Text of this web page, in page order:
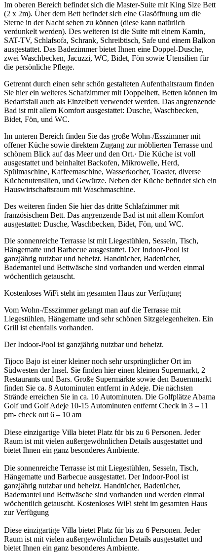
Im oberen Bereich befindet sich die Master-Suite mit King Size Bett
(2 x 2m). Über dem Bett befindet sich eine Glasöffnung um die
Sterne in der Nacht sehen zu können (diese kann natürlich
verdunkelt werden). Des weiteren ist die Suite mit einem Kamin,
SAT-TV, Schlafsofa, Schrank, Schreibtisch, Safe und einem Balkon
ausgestattet. Das Badezimmer bietet Ihnen eine Doppel-Dusche,
zwei Waschbecken, Jacuzzi, WC, Bidet, Fön sowie Utensilien für
die persönliche Pflege.
Getrennt durch einen sehr schön gestalteten Aufenthaltsraum finden
Sie hier ein weiteres Schafzimmer mit Doppelbett, Betten können im
Bedarfsfall auch als Einzelbett verwendet werden. Das angrenzende
Bad ist mit allem Komfort ausgestattet: Dusche, Waschbecken,
Bidet, Fön, und WC.
Im unteren Bereich finden Sie das große Wohn-/Esszimmer mit
offener Küche sowie direktem Zugang zur möblierten Terrasse und
schönem Blick auf das Meer und den Ort.· Die Küche ist voll
ausgestattet und beinhaltet Backofen, Mikrowelle, Herd,
Spülmaschine, Kaffeemaschine, Wasserkocher, Toaster, diverse
Küchenutensilien, und Gewürze. Neben der Küche befindet sich ein
Hauswirtschaftsraum mit Waschmaschine.
Des weiteren finden Sie hier das dritte Schlafzimmer mit
französischem Bett. Das angrenzende Bad ist mit allem Komfort
ausgestattet: Dusche, Waschbecken, Bidet, Fön, und WC.
Die sonnenreiche Terrasse ist mit Liegestühlen, Sesseln, Tisch,
Hängematte und Barbecue ausgestattet. Der Indoor-Pool ist
ganzjährig nutzbar und beheizt. Handtücher, Badetücher,
Bademantel und Bettwäsche sind vorhanden und werden einmal
wöchentlich getauscht.
Kostenloses WiFi steht im gesamten Haus zur Verfügung
Vom Wohn-/Esszimmer gelangt man auf die Terrasse mit
Liegestühlen, Hängematte und sehr schönen Sitzgelegenheiten. Ein
Grill ist ebenfalls vorhanden.
Der Indoor-Pool ist ganzjährig nutzbar und beheizt.
Tijoco Bajo ist einer kleiner noch sehr ursprünglicher Ort im
Südwesten der Insel. Sie finden hier einen kleinen Supermarkt, 2
Restaurants und Bars. Große Supermärkte sowie den Bauernmarkt
finden Sie ca. 8 Autominuten entfernt in Adeje. Die nächsten
Strände erreichen Sie in ca. 10 Autominuten. Die Golfplätze Abama
Golf und Golf Adeje 10-15 Autominuten entfernt Check in 3 – 11
pm- check out 6 – 10 am
Diese einzigartige Villa bietet Platz für bis zu 6 Personen. Jeder
Raum ist mit vielen außergewöhnlichen Details ausgestattet und
bietet Ihnen ein ganz besonderes Ambiente.
Die sonnenreiche Terrasse ist mit Liegestühlen, Sesseln, Tisch,
Hängematte und Barbecue ausgestattet. Der Indoor-Pool ist
ganzjährig nutzbar und beheizt. Handtücher, Badetücher,
Bademantel und Bettwäsche sind vorhanden und werden einmal
wöchentlich getauscht. Kostenloses WiFi steht im gesamten Haus
zur Verfügung
Diese einzigartige Villa bietet Platz für bis zu 6 Personen. Jeder
Raum ist mit vielen außergewöhnlichen Details ausgestattet und
bietet Ihnen ein ganz besonderes Ambiente.